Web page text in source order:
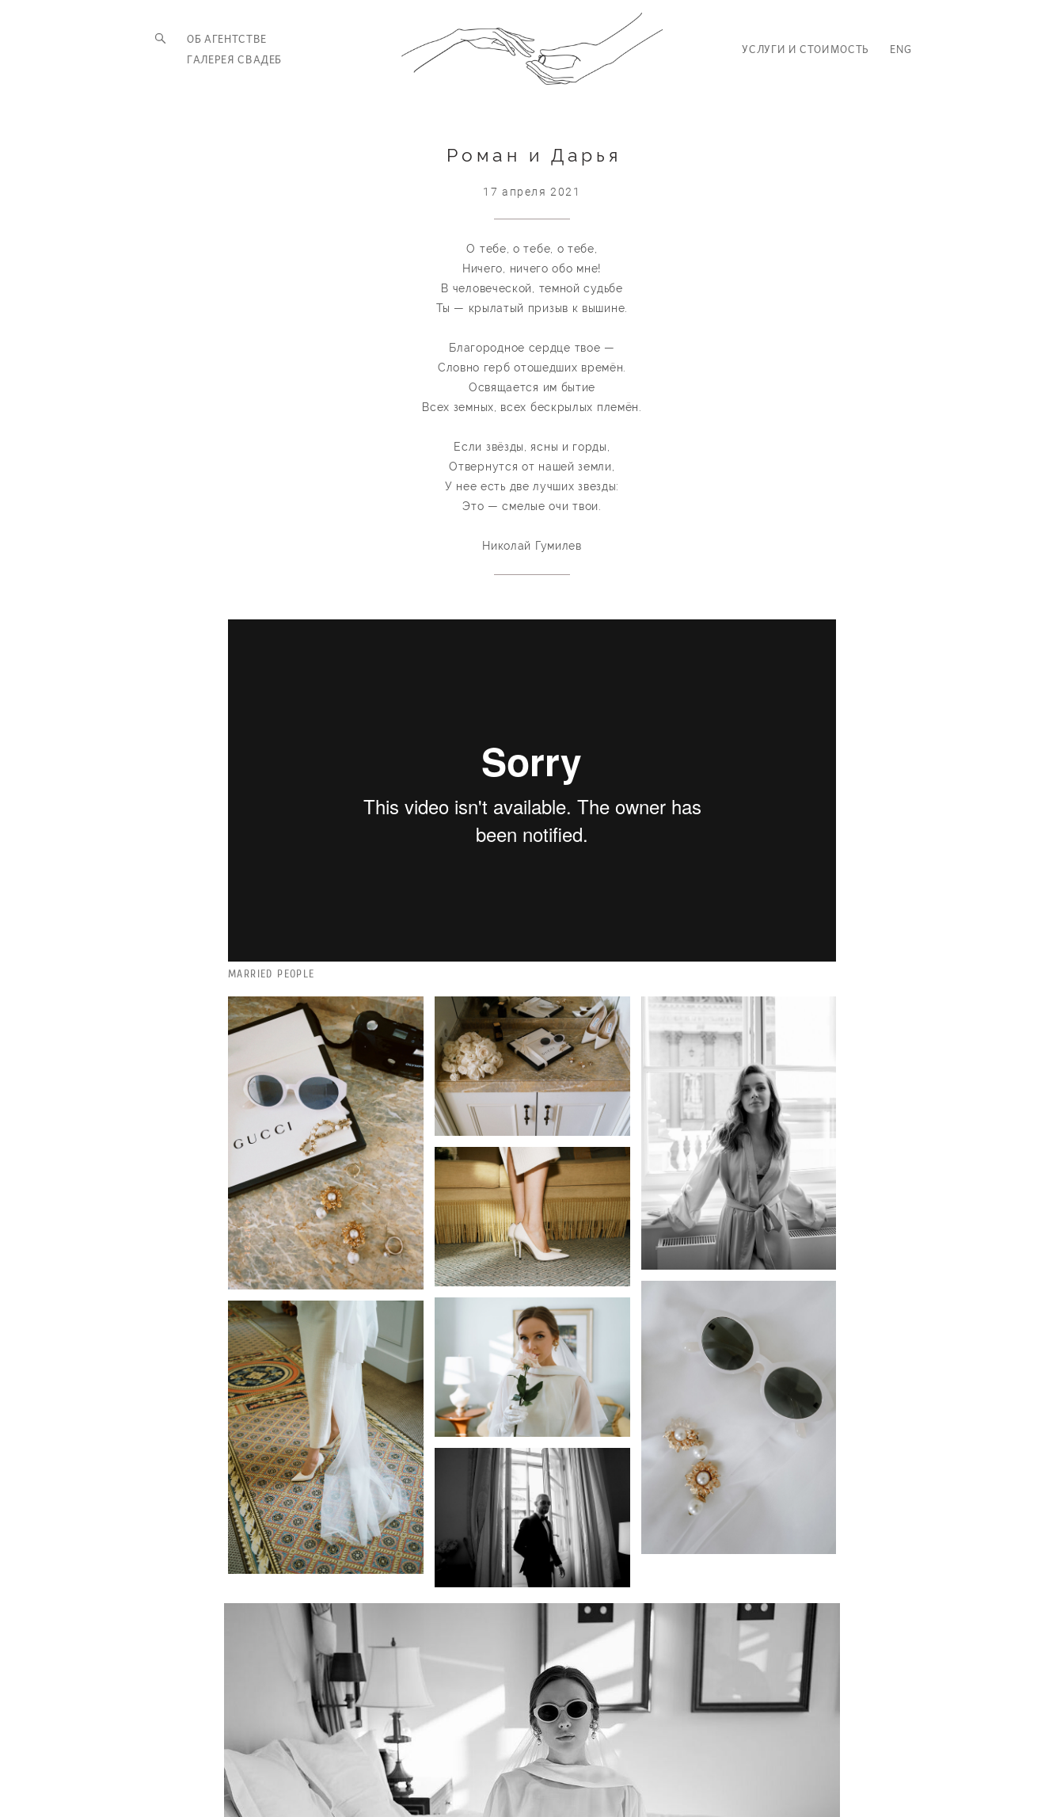
ОБ АГЕНТСТВЕ
ГАЛЕРЕЯ СВАДЕБ
УСЛУГИ И СТОИМОСТЬ ENG
Роман и Дарья
17 апреля 2021
О тебе, о тебе, о тебе,
Ничего, ничего обо мне!
В человеческой, темной судьбе
Ты — крылатый призыв к вышине.
Благородное сердце твое —
Словно герб отошедших времён.
Освящается им бытие
Всех земных, всех бескрылых племён.
Если звёзды, ясны и горды,
Отвернутся от нашей земли,
У нее есть две лучших звезды:
Это — смелые очи твои.
Николай Гумилев
MARRIED PEOPLE